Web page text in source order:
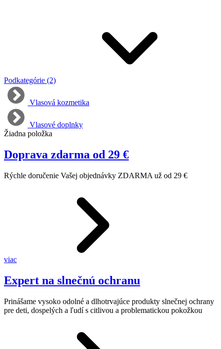
Podkategórie (2)
Vlasová kozmetika
Vlasové doplnky
Žiadna položka
Doprava zdarma od 29 €
Rýchle doručenie Vašej objednávky ZDARMA už od 29 €
viac
Expert na slnečnú ochranu
Prinášame vysoko odolné a dlhotrvajúce produkty slnečnej ochrany
pre deti, dospelých a ľudí s citlivou a problematickou pokožkou